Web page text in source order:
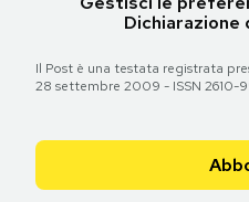
Dichiarazione
Il Post è una testata registrata
28 settembre 2009 - ISSN 2610-